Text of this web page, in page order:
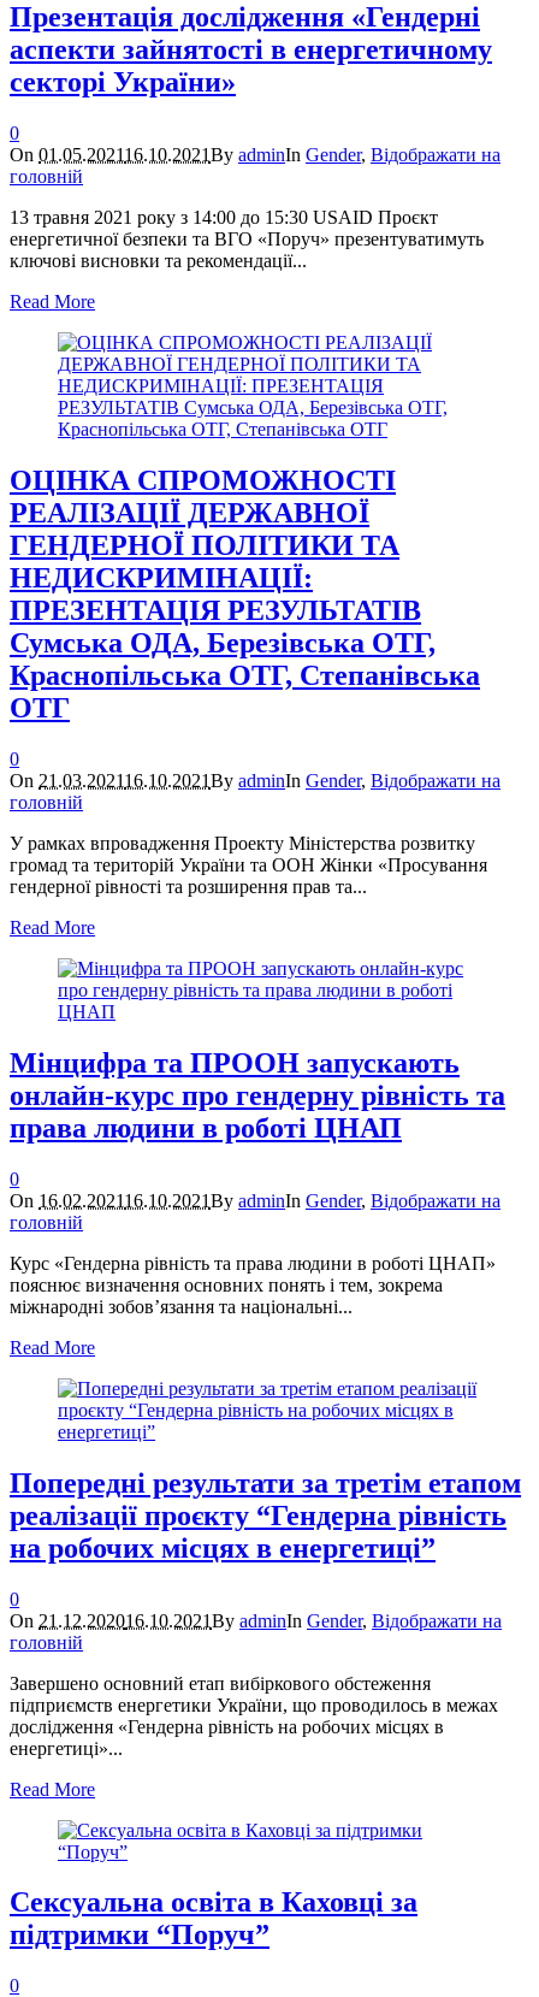
Презентація дослідження «Гендерні
аспекти зайнятості в енергетичному
секторі України»
0
On 01.05.202116.10.2021By adminIn Gender, Відображати на
головній
13 травня 2021 року з 14:00 до 15:30 USAID Проєкт
енергетичної безпеки та ВГО «Поруч» презентуватимуть
ключові висновки та рекомендації...
Read More
ОЦІНКА СПРОМОЖНОСТІ
РЕАЛІЗАЦІЇ ДЕРЖАВНОЇ
ГЕНДЕРНОЇ ПОЛІТИКИ ТА
НЕДИСКРИМІНАЦІЇ:
ПРЕЗЕНТАЦІЯ РЕЗУЛЬТАТІВ
Сумська ОДА, Березівська ОТГ,
Краснопільська ОТГ, Степанівська
ОТГ
0
On 21.03.202116.10.2021By adminIn Gender, Відображати на
головній
У рамках впровадження Проекту Міністерства розвитку
громад та територій України та ООН Жінки «Просування
гендерної рівності та розширення прав та...
Read More
Мінцифра та ПРООН запускають
онлайн-курс про гендерну рівність та
права людини в роботі ЦНАП
0
On 16.02.202116.10.2021By adminIn Gender, Відображати на
головній
Курс «Гендерна рівність та права людини в роботі ЦНАП»
пояснює визначення основних понять і тем, зокрема
міжнародні зобов’язання та національні...
Read More
Попередні результати за третім етапом
реалізації проєкту “Гендерна рівність
на робочих місцях в енергетиці”
0
On 21.12.202016.10.2021By adminIn Gender, Відображати на
головній
Завершено основний етап вибіркового обстеження
підприємств енергетики України, що проводилось в межах
дослідження «Гендерна рівність на робочих місцях в
енергетиці»...
Read More
Сексуальна освіта в Каховці за
підтримки “Поруч”
0